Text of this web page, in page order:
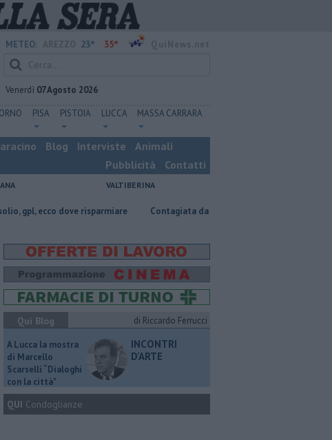
METEO: 23° 35°
Venerdì 07 Agosto 2026
PISA PISTOIA LUCCA MASSA CARRARA
Blog Interviste
Animali
Pubblicità
Contatti
VALTIBERINA
dove risparmiare Contagiata da legionella, non ce l'ha fatta
Qui Blog di Riccardo Ferrucci
A Lucca la mostra
di Marcello
Scarselli “Dialoghi
con la città"
INCONTRI
D'ARTE
QUI Condoglianze